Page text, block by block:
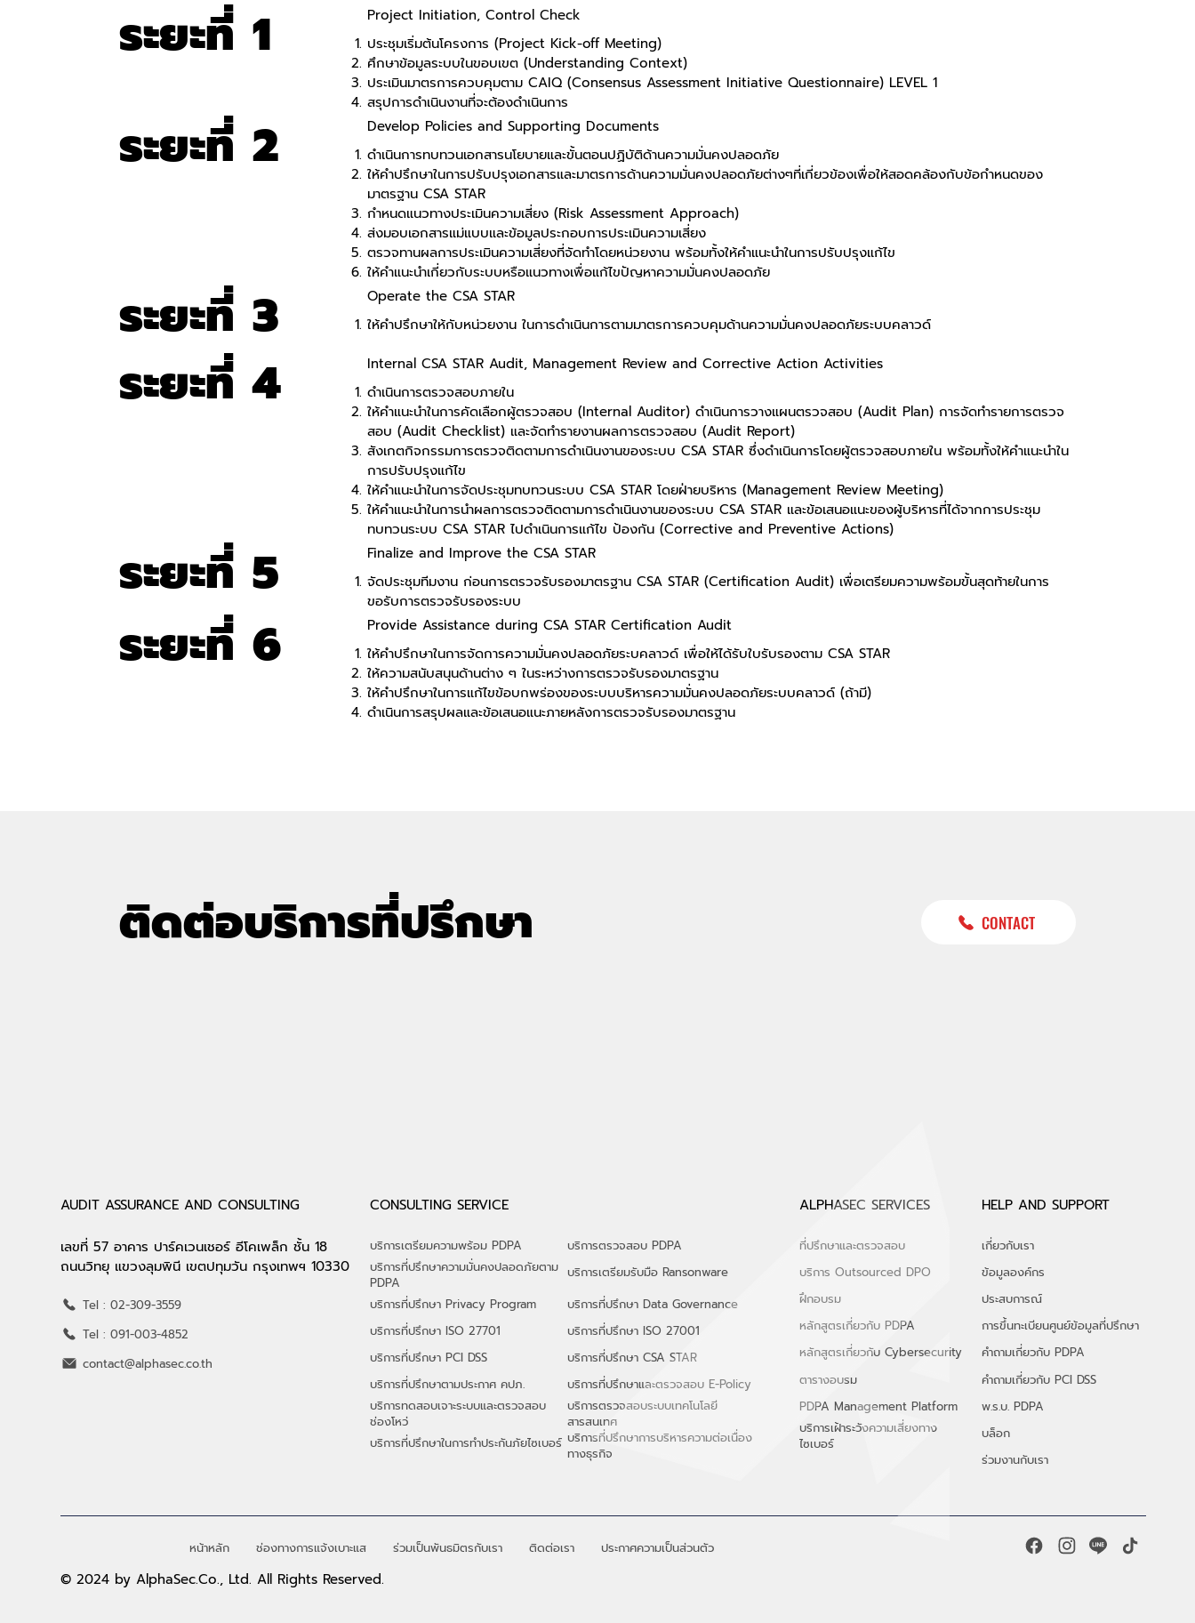
1
ระยะที่
Project Initiation, Control Check
ประชุมเริ่มต้นโครงการ (Project Kick-off Meeting)
ศึกษาข้อมูลระบบในขอบเขต (Understanding Context)
ประเมินมาตรการควบคุมตาม CAIQ (Consensus Assessment Initiative Questionnaire) LEVEL 1
สรุปการดำเนินงานที่จะต้องดำเนินการ
2
ระยะที่
Develop Policies and Supporting Documents
ดำเนินการทบทวนเอกสารนโยบายและขั้นตอนปฏิบัติด้านความมั่นคงปลอดภัย
ให้คำปรึกษาในการปรับปรุงเอกสารและมาตรการด้านความมั่นคงปลอดภัยต่างๆที่เกี่ยวข้องเพื่อให้สอดคล้องกับข้อกำหนดของ
มาตรฐาน CSA STAR
กำหนดแนวทางประเมินความเสี่ยง (Risk Assessment Approach)
ส่งมอบเอกสารแม่แบบและข้อมูลประกอบการประเมินความเสี่ยง
ตรวจทานผลการประเมินความเสี่ยงที่จัดทำโดยหน่วยงาน พร้อมทั้งให้คำแนะนำในการปรับปรุงแก้ไข
ให้คำแนะนำเกี่ยวกับระบบหรือแนวทางเพื่อแก้ไขปัญหาความมั่นคงปลอดภัย
3
ระยะที่
Operate the CSA STAR
ให้คำปรึกษาให้กับหน่วยงาน ในการดำเนินการตามมาตรการควบคุมด้านความมั่นคงปลอดภัยระบบคลาวด์
4
ระยะที่
Internal CSA STAR Audit, Management Review and Corrective Action Activities
ดำเนินการตรวจสอบภายใน
ให้คำแนะนำในการคัดเลือกผู้ตรวจสอบ (Internal Auditor) ดำเนินการวางแผนตรวจสอบ (Audit Plan) การจัดทำรายการตรวจ
สอบ (Audit Checklist) และจัดทำรายงานผลการตรวจสอบ (Audit Report)
สังเกตกิจกรรมการตรวจติดตามการดำเนินงานของระบบ CSA STAR ซึ่งดำเนินการโดยผู้ตรวจสอบภายใน พร้อมทั้งให้คำแนะนำใน
การปรับปรุงแก้ไข
ให้คำแนะนำในการจัดประชุมทบทวนระบบ CSA STAR โดยฝ่ายบริหาร (Management Review Meeting)
ให้คำแนะนำในการนำผลการตรวจติดตามการดำเนินงานของระบบ CSA STAR และข้อเสนอแนะของผู้บริหารที่ได้จากการประชุม
ทบทวนระบบ CSA STAR ไปดำเนินการแก้ไข ป้องกัน (Corrective and Preventive Actions)
5
ระยะที่
Finalize and Improve the CSA STAR
จัดประชุมทีมงาน ก่อนการตรวจรับรองมาตรฐาน CSA STAR (Certification Audit) เพื่อเตรียมความพร้อมขั้นสุดท้ายในการ
ขอรับการตรวจรับรองระบบ
6
ระยะที่
Provide Assistance during CSA STAR Certification Audit
ให้คำปรึกษาในการจัดการความมั่นคงปลอดภัยระบคลาวด์ เพื่อให้ได้รับใบรับรองตาม CSA STAR
ให้ความสนับสนุนด้านต่าง ๆ ในระหว่างการตรวจรับรองมาตรฐาน
ให้คำปรึกษาในการแก้ไขข้อบกพร่องของระบบบริหารความมั่นคงปลอดภัยระบบคลาวด์ (ถ้ามี)
ดำเนินการสรุปผลและข้อเสนอแนะภายหลังการตรวจรับรองมาตรฐาน
ติดต่อบริการที่ปรึกษา CONTACT
AUDIT ASSURANCE AND CONSULTING
เลขที่ 57 อาคาร ปาร์คเวนเชอร์ อีโคเพล็ก ชั้น 18
ถนนวิทยุ แขวงลุมพินี เขตปทุมวัน กรุงเทพฯ 10330
contact@alphasec.co.th
Tel : 02-309-3559
Tel : 091-003-4852
CONSULTING SERVICE
บริการเตรียมความพร้อม PDPA
บริการตรวจสอบ PDPA
บริการที่ปรึกษาความมั่นคงปลอดภัยตาม
PDPA
บริการเตรียมรับมือ Ransonware
บริการที่ปรึกษา Privacy Program
บริการที่ปรึกษา Data Governance
บริการที่ปรึกษา ISO 27701
บริการที่ปรึกษา ISO 27001
บริการที่ปรึกษา PCI DSS
บริการที่ปรึกษา CSA STAR
บริการที่ปรึกษาตามประกาศ คปภ.
บริการที่ปรึกษาและตรวจสอบ E-Policy
บริการทดสอบเจาะระบบและตรวจสอบ
ช่องโหว่
บริการตรวจสอบระบบเทคโนโลยี
สารสนเทศ
บริการที่ปรึกษาในการทำประกันภัยไซเบอร์ ​บริการที่ปรึกษาการบริหารความต่อเนื่อง
ทางธุรกิจ
ALPHASEC SERVICES
ที่ปรึกษาและตรวจสอบ
บริการ Outsourced DPO
ฝึกอบรม
หลักสูตรเกี่ยวกับ PDPA
หลักสูตรเกี่ยวกับ Cybersecurity
ตารางอบรม
PDPA Management Platform
บริการเฝ้าระวังความเสี่ยงทาง
ไซเบอร์
HELP AND SUPPORT
เกี่ยวกับเรา
ข้อมูลองค์กร
ประสบการณ์
การขึ้นทะเบียนศูนย์ข้อมูลที่ปรึกษา
คำถามเกี่ยวกับ PDPA
คำถามเกี่ยวกับ PCI DSS
พ.ร.บ. PDPA
บล็อก
ร่วมงานกับเรา
หน้าหลัก ช่องทางการแจ้งเบาะแส ร่วมเป็นพันธมิตรกับเรา ติดต่อเรา ประกาศความเป็นส่วนตัว
© 2024 by AlphaSec.Co., Ltd. All Rights Reserved.